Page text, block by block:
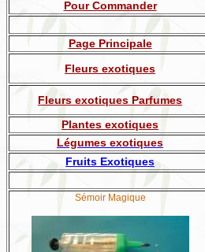
Pour Commander
Page Principale
Fleurs exotiques
Fleurs exotiques Parfumes
Plantes exotiques
Légumes exotiques
Fruits Exotiques
Sémoir Magique